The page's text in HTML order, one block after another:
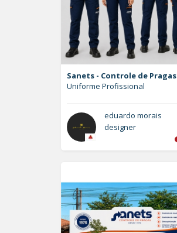
Sanets - Controle de Pragas
Uniforme Profissional
eduardo morais
designer